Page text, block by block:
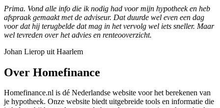
Prima. Vond alle info die ik nodig had voor mijn hypotheek en heb
afspraak gemaakt met de adviseur. Dat duurde wel even een dag
voor dat hij terugbelde dat mag in het vervolg wel iets sneller. Maar
wel tevreden over het advies en renteooverzicht.
Johan Lierop uit Haarlem
Over Homefinance
Homefinance.nl is dé Nederlandse website voor het berekenen van
je hypotheek. Onze website biedt uitgebreide tools en informatie die